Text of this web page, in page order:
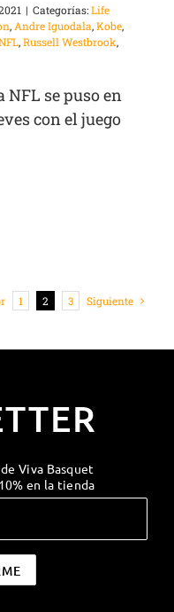
| Categorías:Life
, Andre Iguodala,Kobe,
,Russell Westbrook,
NFL se puso en
con el juego
1 2 3 Siguiente
Viva Basquet
en la tienda